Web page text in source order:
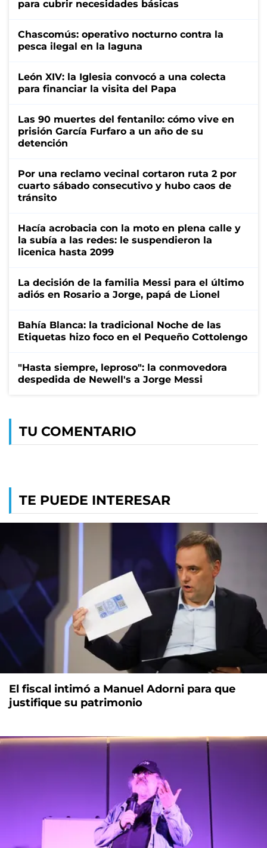
para cubrir necesidades básicas
Chascomús: operativo nocturno contra la
pesca ilegal en la laguna
León XIV: la Iglesia convocó a una colecta
para financiar la visita del Papa
Las 90 muertes del fentanilo: cómo vive en
prisión García Furfaro a un año de su
detención
Por una reclamo vecinal cortaron ruta 2 por
cuarto sábado consecutivo y hubo caos de
tránsito
Hacía acrobacia con la moto en plena calle y
la subía a las redes: le suspendieron la
licenica hasta 2099
La decisión de la familia Messi para el último
adiós en Rosario a Jorge, papá de Lionel
Bahía Blanca: la tradicional Noche de las
Etiquetas hizo foco en el Pequeño Cottolengo
"Hasta siempre, leproso": la conmovedora
despedida de Newell's a Jorge Messi
TU COMENTARIO
TE PUEDE INTERESAR
El fiscal intimó a Manuel Adorni para que
justifique su patrimonio